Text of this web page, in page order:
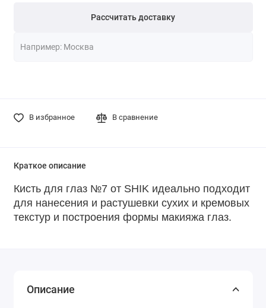
Рассчитать доставку
В избранное В сравнение
Краткое описание
Кисть для глаз №7 от SHIK идеально подходит
для нанесения и растушевки сухих и кремовых
текстур и построения формы макияжа глаз.
Описание